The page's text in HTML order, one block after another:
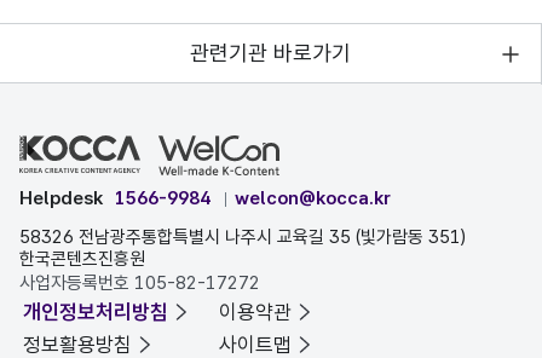
관련기관 바로가기
Helpdesk 1566-9984
welcon@kocca.kr
58326 전남광주통합특별시 나주시 교육길 35 (빛가람동 351)
한국콘텐츠진흥원
사업자등록번호 105-82-17272
개인정보처리방침
이용약관
정보활용방침
사이트맵